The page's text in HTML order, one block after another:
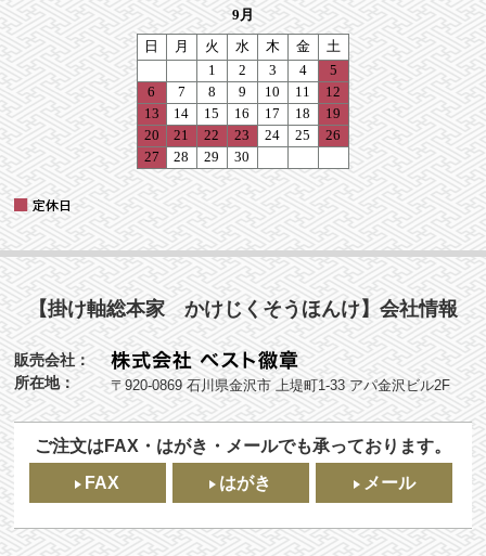
【掛け軸総本家 かけじくそうほんけ】会社情報
販売会社：
所在地：
〒920-0869 石川県金沢市 上堤町1-33 アパ金沢ビル2F
ご注文はFAX・はがき・メールでも承っております。
FAX
はがき メール